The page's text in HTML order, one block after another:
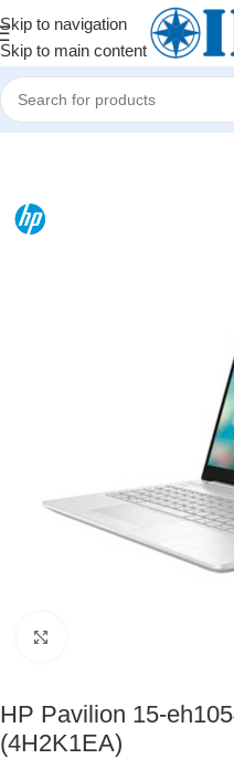
Skip to navigation
Skip to main content
Home/Shop/Noutbuklar
HP Pavilion 15-
(4H2K1EA)